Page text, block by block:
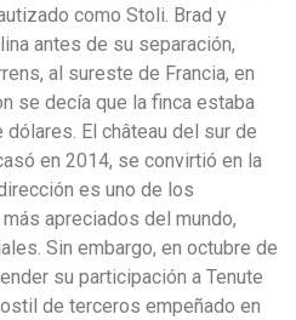
como Stoli. Brad y
antes de su separación,
al sureste de Francia, en
se decía que la finca estaba
El château del sur de
en 2014, se convirtió en la
es uno de los
apreciados del mundo,
Sin embargo, en octubre de
su participación a Tenute
de terceros empeñado en